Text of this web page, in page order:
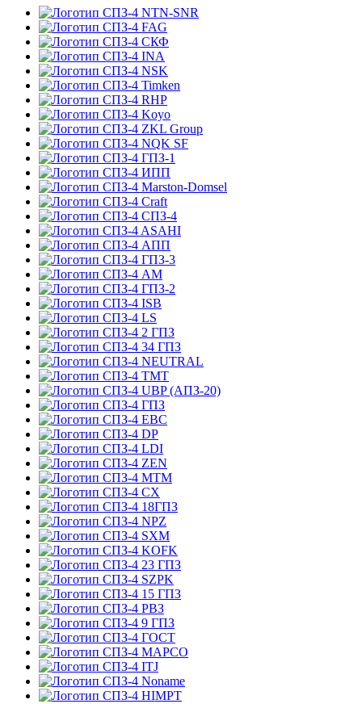
NTN-SNR
FAG
СКФ
INA
NSK
Timken
RHP
Koyo
ZKL Group
NQK SF
ГПЗ-1
ИПП
Marston-Domsel
Craft
СПЗ-4
ASAHI
АПП
ГПЗ-3
АМ
ГПЗ-2
ISB
LS
2 ГПЗ
34 ГПЗ
NEUTRAL
TMT
UBP (АПЗ-20)
ГПЗ
EBC
DP
LDI
ZEN
MTM
CX
18ГПЗ
NPZ
SXM
KOFK
23 ГПЗ
SZPK
15 ГПЗ
РВЗ
9 ГПЗ
ГОСТ
MAPCO
ITJ
Noname
HIMPT